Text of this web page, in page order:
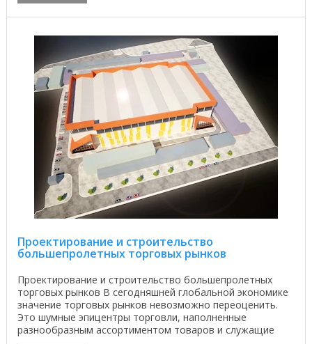
Проектирование и строительство
большепролетных торговых рынков
Проектирование и строительство большепролетных
торговых рынков В сегодняшней глобальной экономике
значение торговых рынков невозможно переоценить.
Это шумные эпицентры торговли, наполненные
разнообразным ассортиментом товаров и служащие